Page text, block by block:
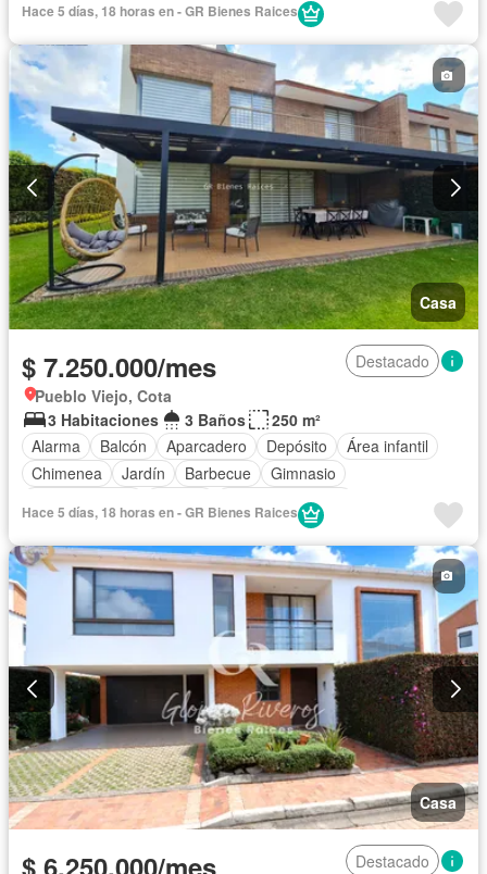
Hace 5 días, 18 horas en - GR Bienes Raices
Casa
$ 7.250.000/mes
Destacado
Pueblo Viejo, Cota
3 Habitaciones
3 Baños
250 m²
Alarma
Balcón Aparcadero Depósito
Área infantil
Chimenea
Jardín Barbecue
Gimnasio
Vista panorámica
Cuarto de servicio
Piscina
Cancha de tenis
Patio
Hace 5 días, 18 horas en - GR Bienes Raices
Casa
$ 6.250.000/mes
Destacado